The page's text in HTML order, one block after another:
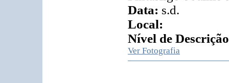
Data: s.d.
Local:
Nível de
Ver Fotografia